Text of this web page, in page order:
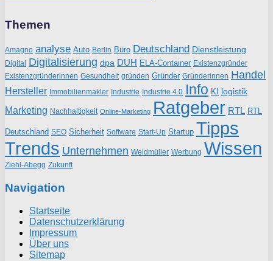
Themen
Amagno analyse Auto Berlin Büro Deutschland Dienstleistung
Digital Digitalisierung dpa DUH ELA-Container Existenzgründer
Existenzgründerinnen Gesundheit gründen Gründer Gründerinnen Handel
Hersteller Immobilienmakler Industrie Industrie 4.0 Info KI logistik
Marketing Nachhaltigkeit Online-Marketing Ratgeber RTL RTL
Deutschland SEO Sicherheit Software Start-Up Startup Tipps
Trends Unternehmen Weidmüller Werbung Wissen
Ziehl-Abegg Zukunft
Navigation
Startseite
Datenschutzerklärung
Impressum
Über uns
Sitemap